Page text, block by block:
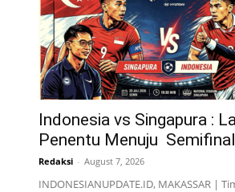
Indonesia vs Singapura :
Penentu Menuju Semifinal
Redaksi - August 7, 2026
INDONESIANUPDATE.ID, MAKASSAR |